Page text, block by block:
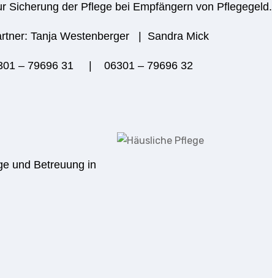
Sicherung der Pflege bei Emp­fängern von Pflegegeld.
Tanja Westenberger | Sandra Mick
– 79696 31 | 06301 – 79696 32
und Betreuung in